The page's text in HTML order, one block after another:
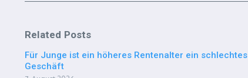
Related Posts
Für Junge ist ein höheres Rentenalter ein schlechtes
Geschäft